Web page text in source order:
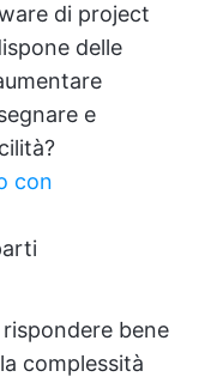
di project
delle
e
con
bene
complessità